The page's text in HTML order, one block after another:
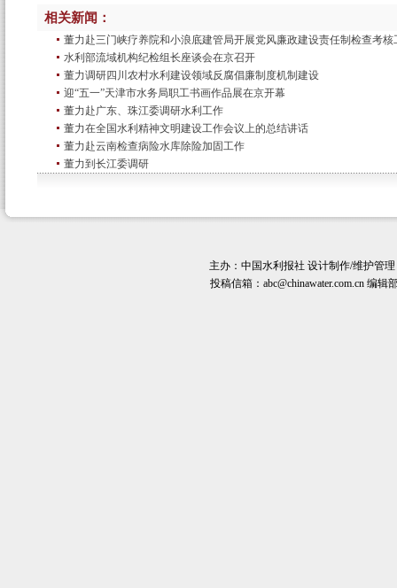
相关新闻：
董力赴三门峡疗养院和小浪底建管局开展党风廉政建设责任制检查考核
水利部流域机构纪检组长座谈会在京召开
董力调研四川农村水利建设领域反腐倡廉制度机制建设
迎“五一”天津市水务局职工书画作品展在京开幕
董力赴广东、珠江委调研水利工作
董力在全国水利精神文明建设工作会议上的总结讲话
董力赴云南检查病险水库除险加固工作
董力到长江委调研
主办： 中国水利报社 设计制作/维护管
投稿信箱：abc@chinawater.com.cn 编辑